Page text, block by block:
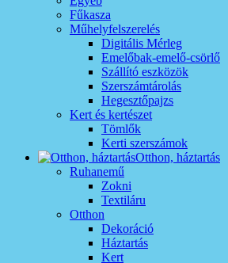
Fűkasza
Műhelyfelszerelés
Digitális Mérleg
Emelőbak-emelő-csörlő
Szállító eszközök
Szerszámtárolás
Hegesztőpajzs
Kert és kertészet
Tömlők
Kerti szerszámok
Otthon, háztartás
Ruhanemű
Zokni
Textiláru
Otthon
Dekoráció
Háztartás
Kert